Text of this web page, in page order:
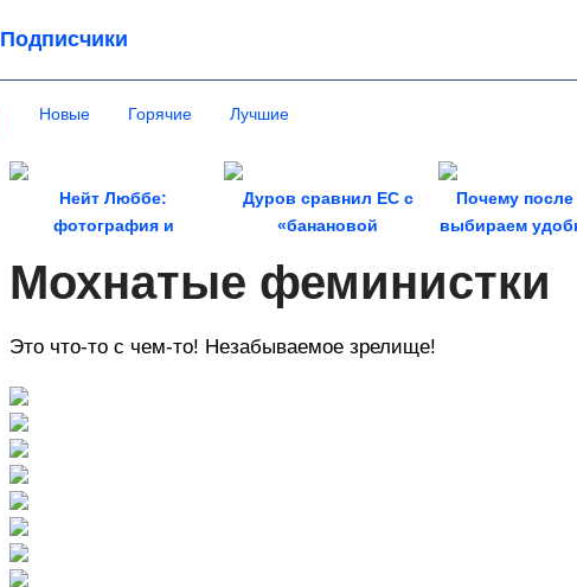
Подписчики
Новые Горячие Лучшие
Нейт Люббе:
фотография и
жизни
Дуров сравнил ЕС с
«банановой
закона о...
Почему
выбираем
Мохнатые феминистки
Это что-то с чем-то! Незабываемое зрелище!